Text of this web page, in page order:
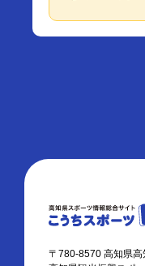
〒780-8570 高知県